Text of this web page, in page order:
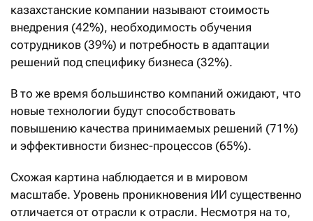
казахстанские компании называют стоимость
внедрения (42%), необходимость обучения
сотрудников (39%) и потребность в адаптации
решений под специфику бизнеса (32%).
В то же время большинство компаний ожидают, что
новые технологии будут способствовать
повышению качества принимаемых решений (71%)
и эффективности бизнес-процессов (65%).
Схожая картина наблюдается и в мировом
масштабе. Уровень проникновения ИИ существенно
отличается от отрасли к отрасли. Несмотря на то,